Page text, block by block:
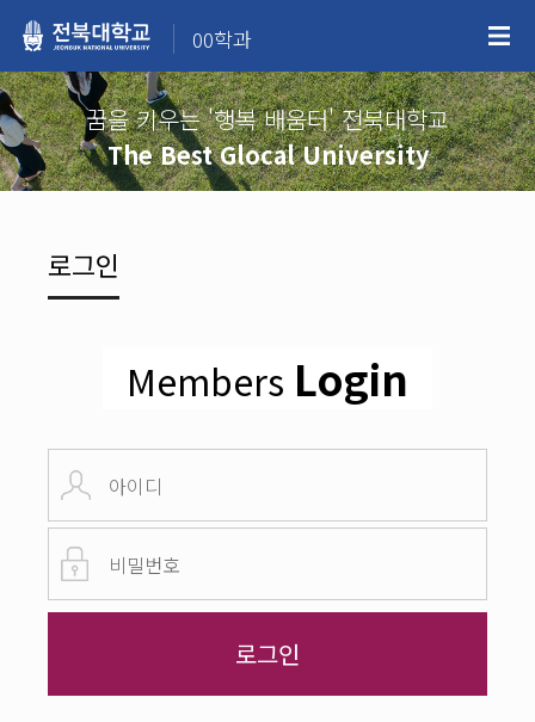
00학과
꿈을 키우는 '행복 배움터' 전북대학교
The Best Glocal University
로그인
Members Login